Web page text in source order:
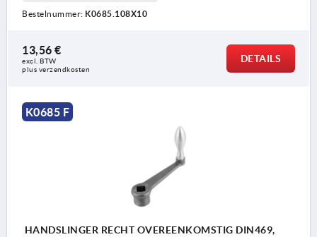
Bestelnummer: K0685.108X10
13,56 €
excl. BTW
plus verzendkosten
DETAILS
K0685 F
HANDSLINGER RECHT OVEREENKOMSTIG DIN469,